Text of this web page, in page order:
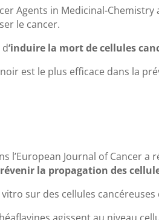
Agents in Medicinal-
le cancer.
d‘induire la mort de cellules
est le plus efficace dans la
l’European Journal of Cancer
la propagation des
sur des cellules cancéreuses